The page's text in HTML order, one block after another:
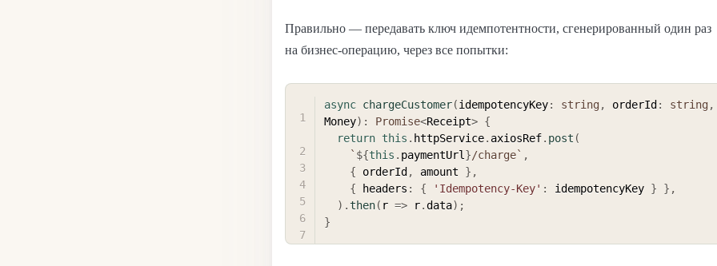
Правильно — передавать ключ идемпотентности, сгенерированный один раз
на бизнес-операцию, через все попытки:
async chargeCustomer(idempotencyKey: string , orderId : string ,
Money) : Promise<Receipt> {
return this . httpService. axiosRef. post (
` ${this . paymentUrl}/charge` ,
{ orderId , amount } ,
{ headers : { 'Idempotency-Key' : idempotencyKey } } ,
) .then( r => r.data) ;
}